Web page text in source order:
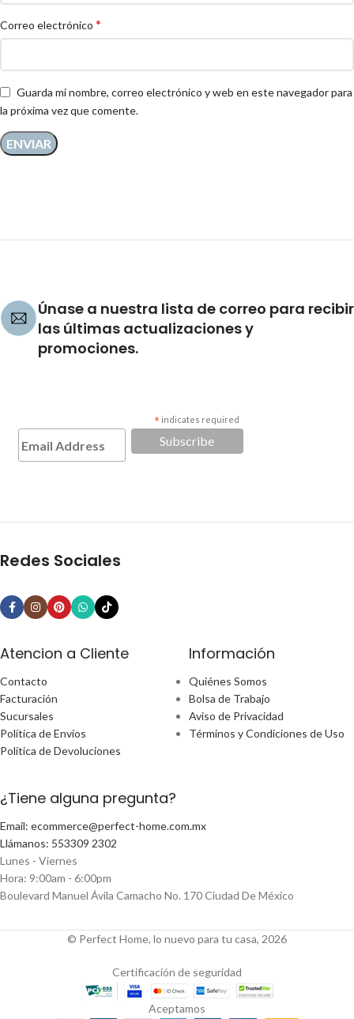
Correo electrónico *
Guarda mi nombre, correo electrónico y web en este navegador para
la próxima vez que comente.
Únase a nuestra lista de correo para recibir
las últimas actualizaciones y
promociones.
* indicates required
Redes Sociales
Atencion a Cliente
Contacto
Facturación
Sucursales
Política de Envíos
Política de Devoluciones
Información
Quiénes Somos
Bolsa de Trabajo
Aviso de Privacidad
Términos y Condiciones de Uso
¿Tiene alguna pregunta?
Email: ecommerce@perfect-home.com.mx
Llámanos: 553309 2302
Lunes - Viernes
Hora: 9:00am - 6:00pm
Boulevard Manuel Ávila Camacho No. 170 Ciudad De México
© Perfect Home, lo nuevo para tu casa, 2026
Certificación de seguridad
Aceptamos